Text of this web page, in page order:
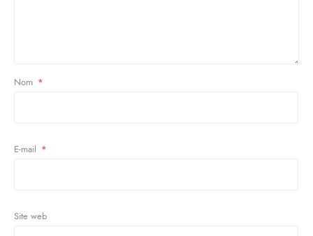
Nom *
E-mail *
Site web